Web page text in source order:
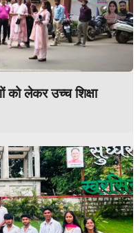
को लेकर उच्च शिक्षा